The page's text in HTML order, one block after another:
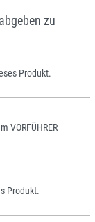
zu
Produkt.
VORFÜHRER
Produkt.